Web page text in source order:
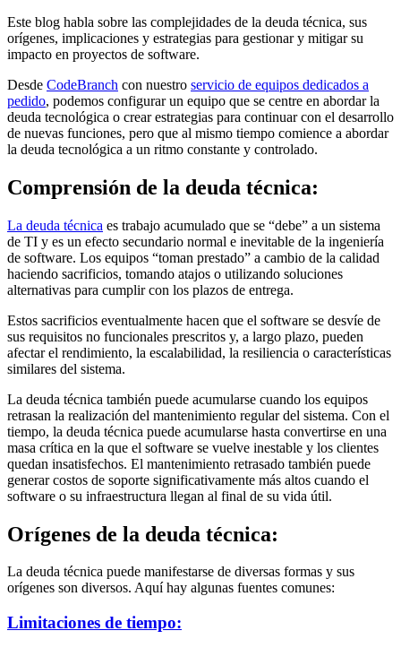
Este blog habla sobre las complejidades de la deuda técnica, sus
orígenes, implicaciones y estrategias para gestionar y mitigar su
impacto en proyectos de software.
Desde CodeBranch con nuestro servicio de equipos dedicados a
pedido, podemos configurar un equipo que se centre en abordar la
deuda tecnológica o crear estrategias para continuar con el desarrollo
de nuevas funciones, pero que al mismo tiempo comience a abordar
la deuda tecnológica a un ritmo constante y controlado.
Comprensión de la deuda técnica:
La deuda técnica es trabajo acumulado que se “debe” a un sistema
de TI y es un efecto secundario normal e inevitable de la ingeniería
de software. Los equipos “toman prestado” a cambio de la calidad
haciendo sacrificios, tomando atajos o utilizando soluciones
alternativas para cumplir con los plazos de entrega.
Estos sacrificios eventualmente hacen que el software se desvíe de
sus requisitos no funcionales prescritos y, a largo plazo, pueden
afectar el rendimiento, la escalabilidad, la resiliencia o características
similares del sistema.
La deuda técnica también puede acumularse cuando los equipos
retrasan la realización del mantenimiento regular del sistema. Con el
tiempo, la deuda técnica puede acumularse hasta convertirse en una
masa crítica en la que el software se vuelve inestable y los clientes
quedan insatisfechos. El mantenimiento retrasado también puede
generar costos de soporte significativamente más altos cuando el
software o su infraestructura llegan al final de su vida útil.
Orígenes de la deuda técnica:
La deuda técnica puede manifestarse de diversas formas y sus
orígenes son diversos. Aquí hay algunas fuentes comunes:
Limitaciones de tiempo: